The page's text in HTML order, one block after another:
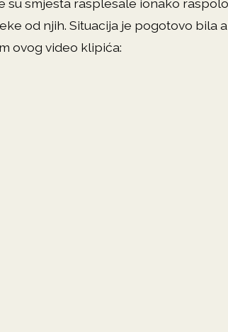
smjesta rasplesale ionako
od njih. Situacija je pogotovo bila
ovog video klipića: